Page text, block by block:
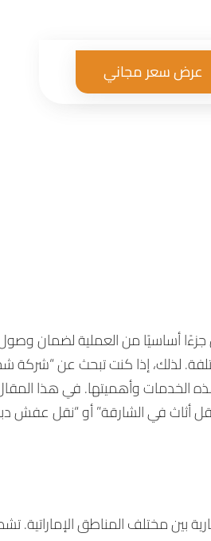
عرض سعر مجاني
جزءًا أساسيًا من العملية لضمان
لذلك، إذا كنت تبحث عن “شركة
الخدمات وأهميتها. في هذا
أثاث في الشارقة” أو “نقل عفش
بين مختلف المناطق الإماراتية.